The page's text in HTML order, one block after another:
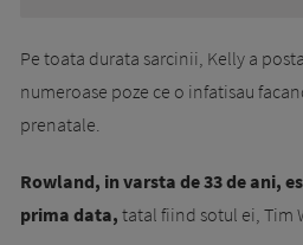
Pe toata durata sarcinii, Kelly a
numeroase poze ce o infatisau
prenatale.
Rowland, in varsta de 33 de ani,
prima data, tatal fiind sotul ei, Tim